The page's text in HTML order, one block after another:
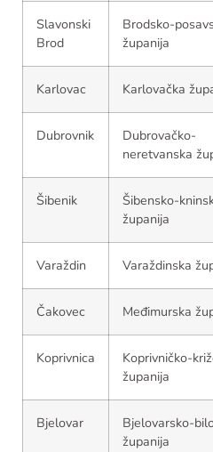
Slavonski
Brod
Brodsko-
županija
Karlovac Karlovačka
Dubrovnik
Dubrovačko-
neretvanska
Šibenik
Šibensko-
županija
Varaždin Varaždinska
Čakovec Međimurska
Koprivnica
Koprivničko-
županija
Bjelovar
Bjelovarsko-
županija